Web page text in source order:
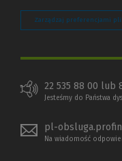
Zarządzaj preferencjami
22 535 88 00 lub
Jesteśmy do Państwa
pl-
Na wiadomość